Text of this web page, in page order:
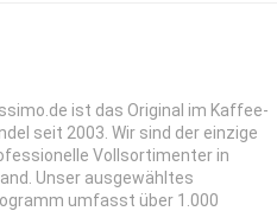
ist das Original im Kaffee-
seit 2003. Wir sind der einzige
Vollsortimenter in
Unser ausgewähltes
umfasst über 1.000